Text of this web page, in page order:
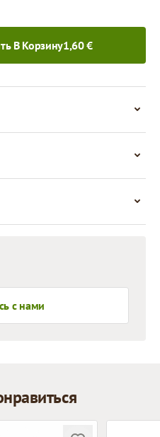
В Корзину1,60 €
с нами